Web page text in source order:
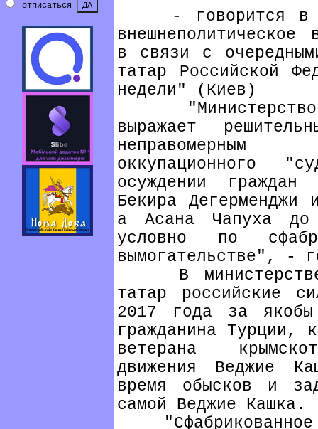
отписаться
- говорится в
внешнеполитическое
в связи с
татар Российской
недели" (Киев)
"Министерство
выражает
неправомерным
оккупационного
осуждении
Бекира
а Асана Чапуха
условно по
вымогательстве", -
В министерстве
татар российские
2017 года за
гражданина Турции,
ветерана
движения Веджие
время обысков и
самой Веджие Кашка.
"Сфабрикованное